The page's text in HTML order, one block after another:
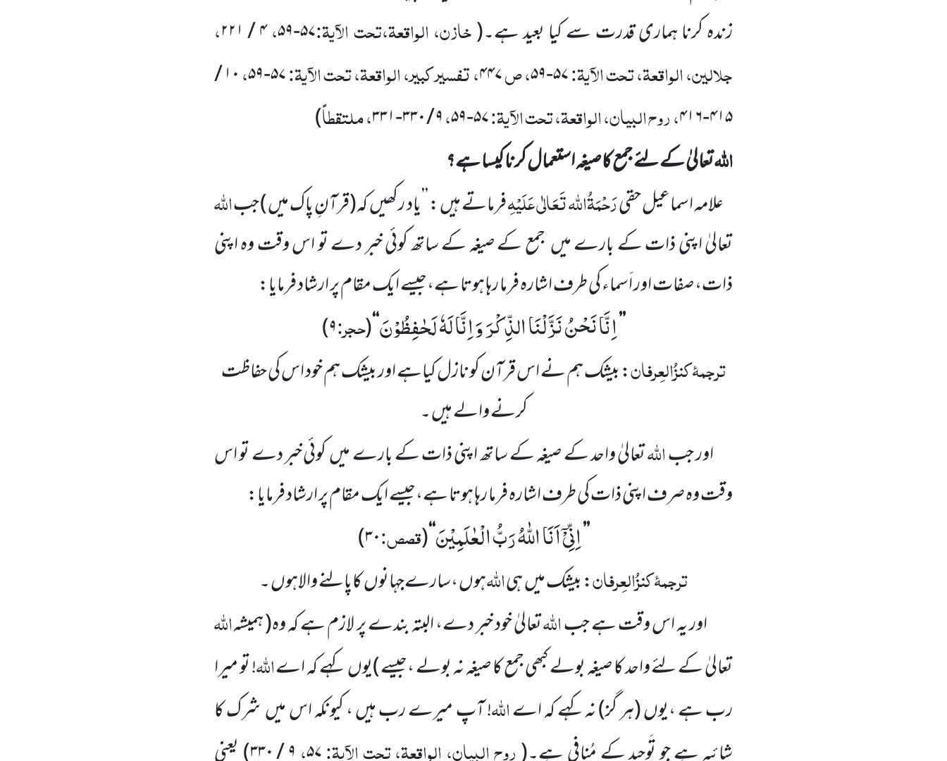
زندہ کرنا ہماری قدرت سے کیا بعید ہے۔(خازن، الواقعۃ،تحت الآیۃ:۵۷-۵۹،۴/۲۲۱،
جلالین، الواقعۃ، تحت الآیۃ:۵۷-۵۹، ص۴۴۷، تفسیر کبیر، الواقعۃ، تحت الآیۃ:۵۷-۵۹،۱۰/
۴۱۵-۴۱۶، روح البیان، الواقعۃ، تحت الآیۃ:۵۷-۵۹،۹/۳۳۰-۳۳۱، ملتقطاً)
اللہتعالیٰ کے لئے جمع کا صیغہ استعمال کرنا کیسا ہے؟
علامہ اسماعیل حقیرَحْمَۃُاللہ تَعَالٰی عَلَیْہِفرماتے ہیں :’’یاد رکھیںکہ(قرآنِ پاک میں )جباللہ
تعالیٰ اپنی ذات کے بارے میںجمع کے صیغہ کے ساتھ کوئی خبر دے تو اس وقت وہ اپنی
ذات، صفات اور اَسماء کی طرف اشارہ فرما رہا ہوتا ہے،جیسے ایک مقام پر ارشاد فرمایا:
’’اِنَّا نَحْنُ نَزَّلْنَا الذِّكْرَ وَ اِنَّا لَهٗ لَحٰفِظُوْنَ‘‘
(حجر:۹)
ترجمۂکنزُالعِرفان:بیشک ہم نے اس قرآن کو نازل کیاہے اور بیشک ہم خود اس کی حفاظت
کرنے والے ہیں ۔
اور جباللہتعالیٰ واحد کے صیغہ کے ساتھ اپنی ذات کےبارے میںکوئی خبر دے تو اس
وقت وہ صرف اپنی ذات کی طرف اشارہ فرما رہا ہوتا ہے،جیسے ایک مقام پر ارشاد فرمایا:
’’اِنِّیْۤ اَنَا اللّٰهُ رَبُّ الْعٰلَمِیْنَ‘‘
(قصص:۳۰)
ترجمۂکنزُالعِرفان: بیشک میںہیاللہہوں ،سارےجہانوںکاپالنے والاہوں ۔
اور یہ اس وقت ہے جباللہتعالیٰ خود خبر دے، البتہ بندے پر لازم ہے کہ وہ( ہمیشہاللہ
تعالیٰ کے لئے واحد کاصیغہ بولے کبھی جمع کا صیغہ نہ بولے ،جیسے )یوںکہے کہ اےاللہ! تو میرا
رب ہے ،یوں(ہر گز)نہ کہے کہ اےاللہ! آپمیرے رب ہیں ، کیونکہ اس میںشرک کا
روح البیان، الواقعۃ، تحت الآیۃ: ،